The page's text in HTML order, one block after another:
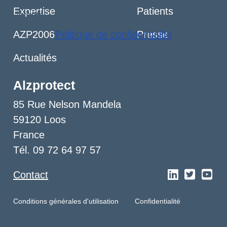
Expertise
AZP2006
Actualités
Patients
Presse
Alzprotect
85 Rue Nelson Mandela
59120 Loos
France
Tél. 09 72 64 97 57
Contact
Conditions générales d'utilisation Confidentialité
J'accepte
Politique de confidentialité